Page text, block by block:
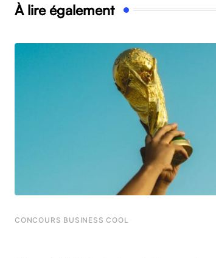
À lire également
CONCOURS BUSINESS COOL